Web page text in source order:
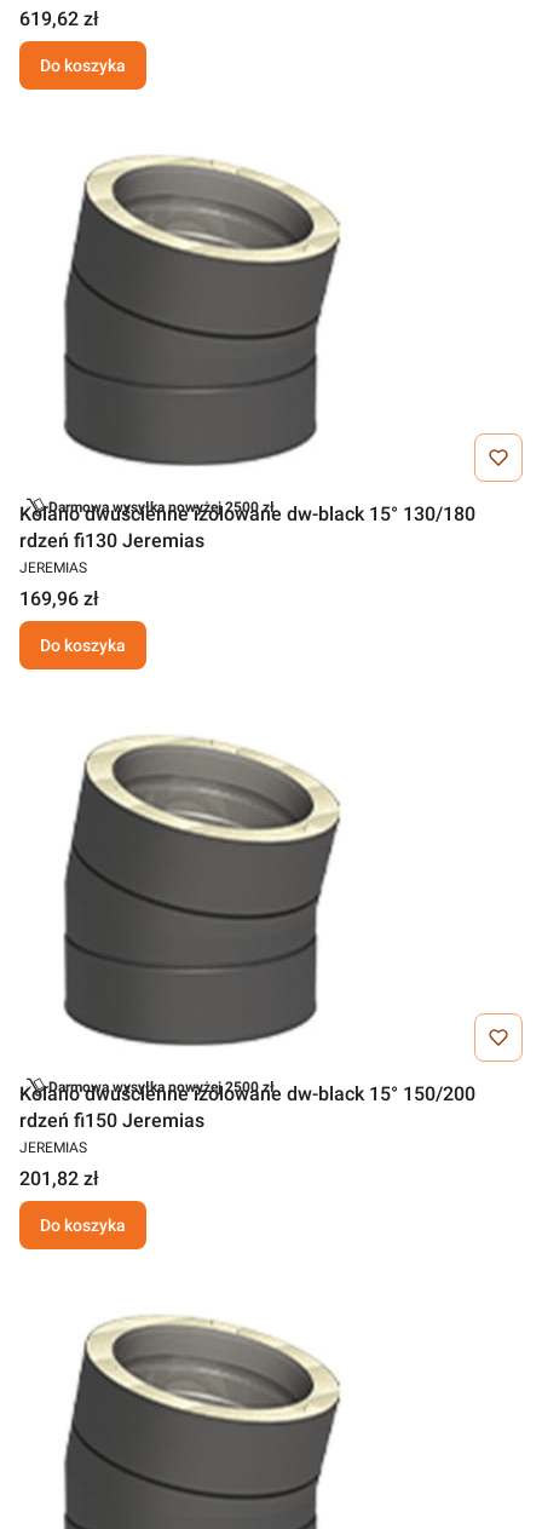
619,62 zł
Do koszyka
Darmowa wysyłka powyżej 2500 zł
Kolano dwuścienne izolowane dw-black 15° 130/180
rdzeń fi130 Jeremias
JEREMIAS
169,96 zł
Do koszyka
Darmowa wysyłka powyżej 2500 zł
Kolano dwuścienne izolowane dw-black 15° 150/200
rdzeń fi150 Jeremias
JEREMIAS
201,82 zł
Do koszyka